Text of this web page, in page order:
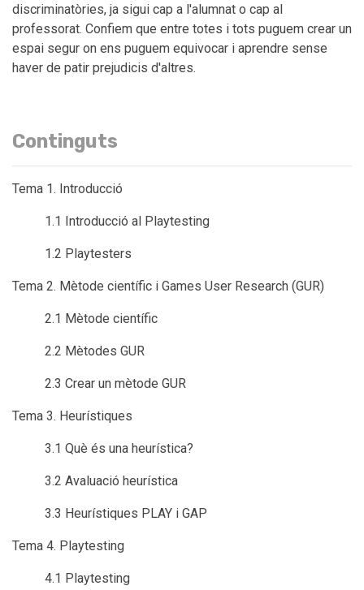
discriminatòries, ja sigui cap a l'alumnat o cap al
professorat. Confiem que entre totes i tots puguem crear un
espai segur on ens puguem equivocar i aprendre sense
haver de patir prejudicis d'altres.
Continguts
Tema 1. Introducció
1.1 Introducció al Playtesting
1.2 Playtesters
Tema 2. Mètode científic i Games User Research (GUR)
2.1 Mètode científic
2.2 Mètodes GUR
2.3 Crear un mètode GUR
Tema 3. Heurístiques
3.1 Què és una heurística?
3.2 Avaluació heurística
3.3 Heurístiques PLAY i GAP
Tema 4. Playtesting
4.1 Playtesting